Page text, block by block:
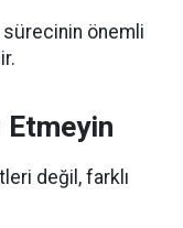
önemli
Etmeyin
değil, farklı